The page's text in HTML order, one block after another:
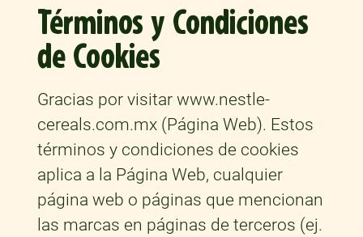
Términos y Condiciones
de Cookies
Gracias por visitar www.nestle-
cereals.com.mx (Página Web). Estos
términos y condiciones de cookies
aplica a la Página Web, cualquier
página web o páginas que mencionan
las marcas en páginas de terceros (ej.